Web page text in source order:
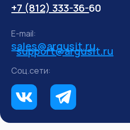
+7 (812) 333-36-60
E-mail:
Соц.сети:
support@argusit.ru
sales@argusit.ru